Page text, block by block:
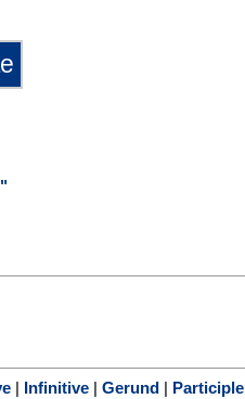
Infinitive Gerund
Participle